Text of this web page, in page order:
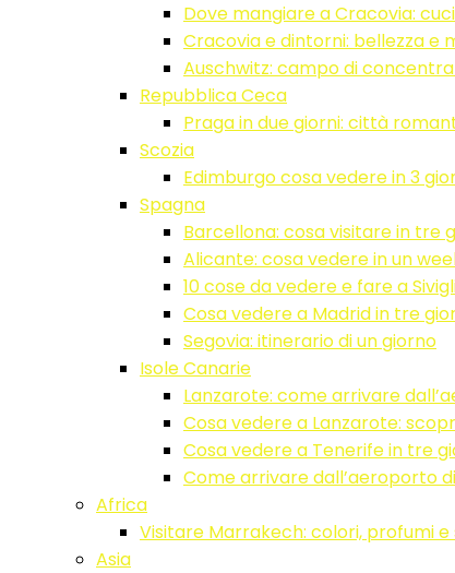
Dove mangiare a Cracovia:
Cracovia e dintorni: bellezza e
Auschwitz: campo di
Repubblica Ceca
Praga in due giorni: città
Scozia
Edimburgo cosa vedere in 3
Spagna
Barcellona: cosa visitare in tre
Alicante: cosa vedere in un
10 cose da vedere e fare a
Cosa vedere a Madrid in tre
Segovia: itinerario di un giorno
Isole Canarie
Lanzarote: come arrivare
Cosa vedere a Lanzarote:
Cosa vedere a Tenerife in tre
Come arrivare dall’aeroporto
Africa
Visitare Marrakech: colori, profumi e
Asia